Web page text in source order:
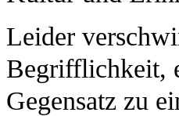
Leider
Begrifflichkeit,
Gegensatz zu